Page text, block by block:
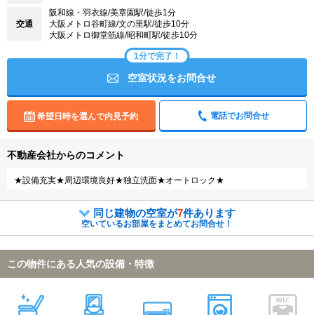
交通
阪和線・羽衣線/美章園駅/徒歩1分
大阪メトロ谷町線/文の里駅/徒歩10分
大阪メトロ御堂筋線/昭和町駅/徒歩10分
1分で完了！
空室状況をお問合せ
希望日時を選んで内見予約 電話でお問合せ
不動産会社からのコメント
★設備充実★周辺環境良好★独立洗面★オートロック★
同じ建物の空室が7件あります
空いているお部屋をまとめてお問合せ！
この物件にある人気の設備・特徴